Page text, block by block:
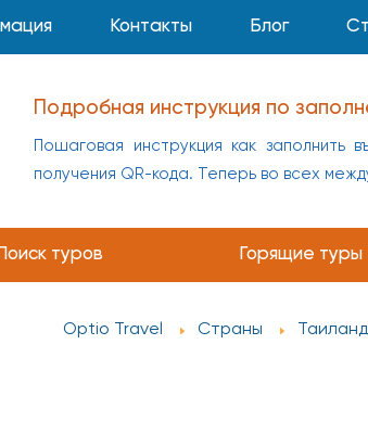
Контакты Блог
Подробная инструкция по
Пошаговая инструкция как заполнить
получения QR-кода. Теперь во всех
Поиск туров Горящие туры
Optio Travel Страны Таиланд